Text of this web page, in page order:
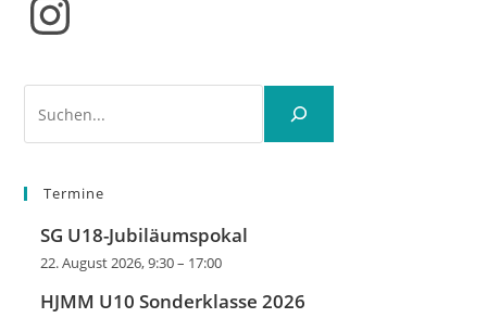
Instagram
Termine
SG U18-Jubiläumspokal
22. August 2026, 9:30– 17:00
HJMM U10 Sonderklasse 2026